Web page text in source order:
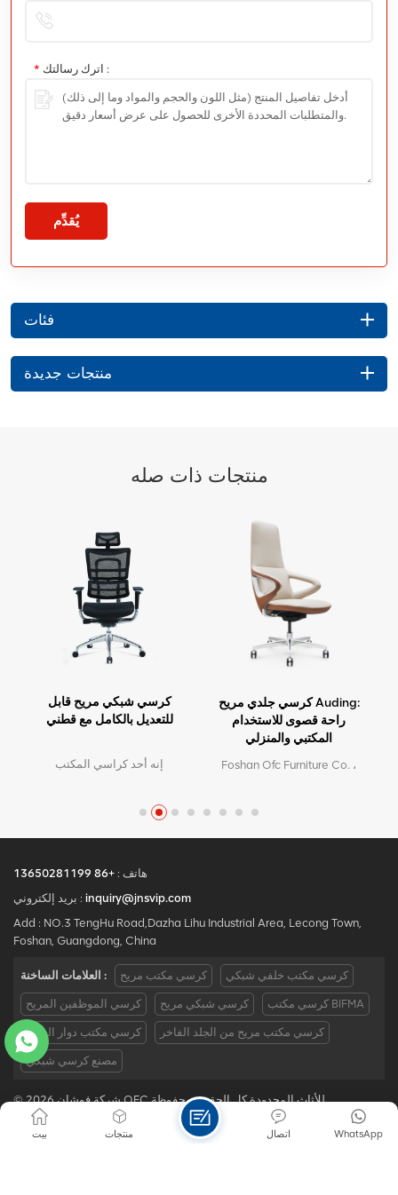
* اترك رسالتك :
يُقدِّم
فئات
منتجات جديدة
منتجات ذات صله
كرسي شبكي مريح قابل
للتعديل بالكامل مع قطني
إنه أحد كراسي المكتب
كرسي جلدي مريح Auding:
راحة قصوى للاستخدام
المكتبي والمنزلي
Foshan Ofc Furniture Co. ،
المريحة الراقية.مع 5 سنوات
من خدمة ما بعد البيع وشهادة
whatsapp:
هاتف : +86 13650281199
بريد إلكتروني : inquiry@jnsvip.com
Add : NO.3 TengHu Road,Dazha Lihu Industrial Area, Lecong Town,
Foshan, Guangdong, China
العلامات الساخنة : كرسي مكتب مريح كرسي مكتب خلفي شبكي
كرسي الموظفين المريح كرسي شبكي مريح كرسي مكتب BIFMA
كرسي مكتب دوار الصين كرسي مكتب مريح من الجلد الفاخر
مصنع كرسي شبكي
© 2026 شركة فوشان OFC للأثاث المحدودة كل الحقوق محفوظة .
مدونة
خريطة الموقع سياسة الخصوصية IPv6 دعم الشبكة
بيت منتجات WhatsApp اتصال